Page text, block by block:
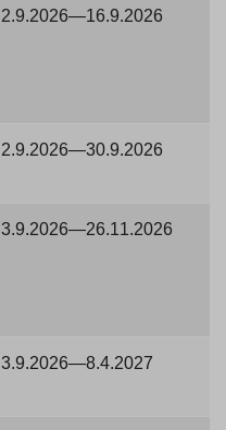
2.9.2026—16.9.2026
2.9.2026—30.9.2026
3.9.2026—26.11.2026
3.9.2026—8.4.2027